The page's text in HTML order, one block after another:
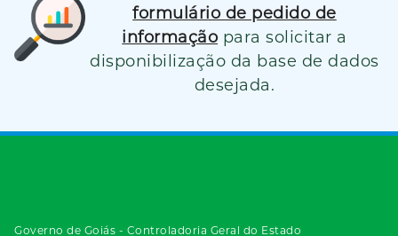
formulário de pedido de
informação para solicitar a
disponibilização da base de dados
desejada.
Governo de Goiás - Controladoria Geral do Estado